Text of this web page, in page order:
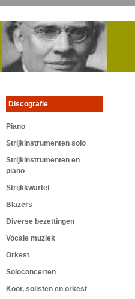
Discografie
Piano
Strijkinstrumenten solo
Strijkinstrumenten en
piano
Strijkkwartet
Blazers
Diverse bezettingen
Vocale muziek
Orkest
Soloconcerten
Koor, solisten en orkest